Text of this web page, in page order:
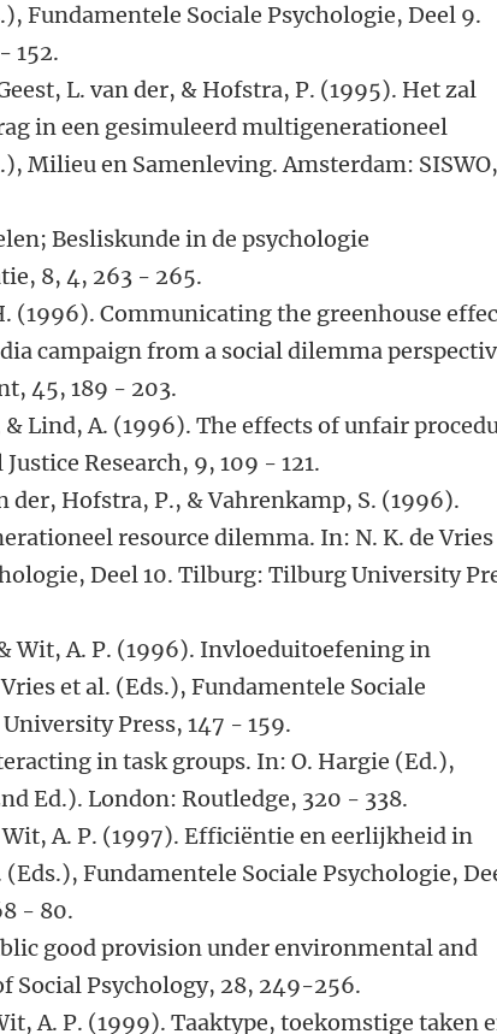
Fundamentele Sociale Psychologie, Deel 9.
152.
L. van der, & Hofstra, P. (1995). Het zal
in een gesimuleerd multigenerationeel
Milieu en Samenleving. Amsterdam:
Besliskunde in de psychologie
8, 4, 263 - 265.
(1996). Communicating the greenhouse
campaign from a social dilemma
45, 189 - 203.
Lind, A. (1996). The effects of unfair
Research, 9, 109 - 121.
der, Hofstra, P., & Vahrenkamp, S. (1996).
resource dilemma. In: N. K. de
Deel 10. Tilburg: Tilburg University
Wit, A. P. (1996). Invloeduitoefening in
et al. (Eds.), Fundamentele Sociale
Press, 147 - 159.
in task groups. In: O. Hargie (Ed.),
Ed.). London: Routledge, 320 - 338.
A. P. (1997). Efficiëntie en eerlijkheid in
Fundamentele Sociale Psychologie,
- 80.
good provision under environmental and
Social Psychology, 28, 249-256.
A. P. (1999). Taaktype, toekomstige taken